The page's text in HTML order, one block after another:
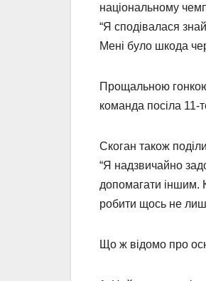
національному
“Я сподівалася
Мені було шкода
Прощальною гонкою
команда посіла 11-
Скоган також
“Я надзвичайно
допомагати іншим.
робити щось не
Що ж відомо про